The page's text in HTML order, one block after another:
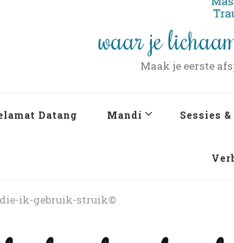
waar je
Maak je eerste
Datang Mandí Sessies
ik-gebruik-struik©